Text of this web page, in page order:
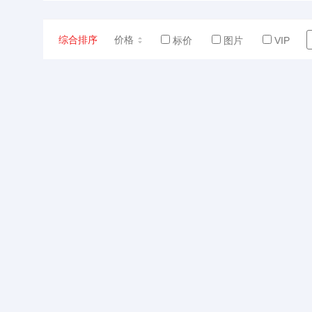
综合排序 价格 标价 图片 VIP